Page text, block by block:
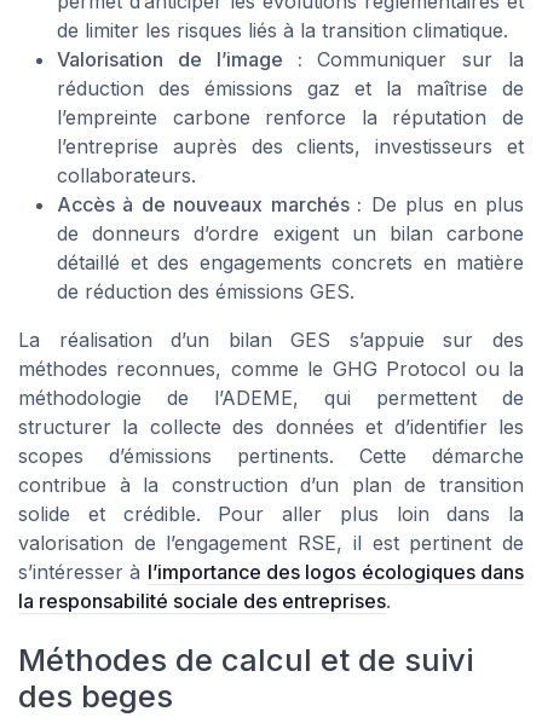
de limiter les risques liés à la transition climatique.
Valorisation de l’image : Communiquer sur la
réduction des émissions gaz et la maîtrise de
l’empreinte carbone renforce la réputation de
l’entreprise auprès des clients, investisseurs et
collaborateurs.
Accès à de nouveaux marchés : De plus en plus
de donneurs d’ordre exigent un bilan carbone
détaillé et des engagements concrets en matière
de réduction des émissions GES.
La réalisation d’un bilan GES s’appuie sur des
méthodes reconnues, comme le GHG Protocol ou la
méthodologie de l’ADEME, qui permettent de
structurer la collecte des données et d’identifier les
scopes d’émissions pertinents. Cette démarche
contribue à la construction d’un plan de transition
solide et crédible. Pour aller plus loin dans la
valorisation de l’engagement RSE, il est pertinent de
s’intéresser à l’importance des logos écologiques dans
la responsabilité sociale des entreprises.
Méthodes de calcul et de suivi
des beges